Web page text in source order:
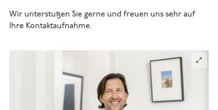
Wir unterstutzen Sie gerne und freuen uns sehr auf
Ihre Kontaktaufnahme.